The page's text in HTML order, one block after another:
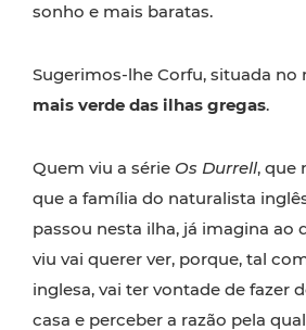
sonho e mais baratas.
Sugerimos-lhe Corfu, situada no
mais verde das ilhas gregas.
Quem viu a série Os Durrell, que
que a família do naturalista
passou nesta ilha, já imagina ao
viu vai querer ver, porque, tal
inglesa, vai ter vontade de fazer
casa e perceber a razão pela